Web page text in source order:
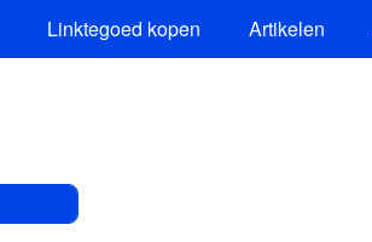
Linktegoed kopen Artikelen